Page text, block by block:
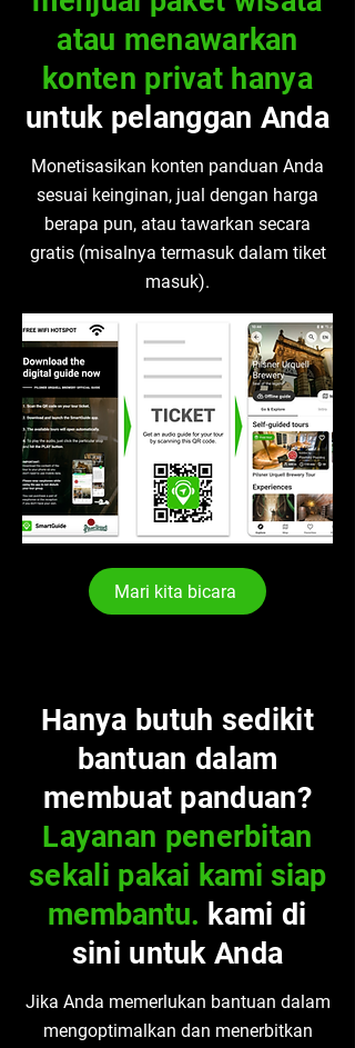
atau menawarkan
konten privat hanya
untuk pelanggan Anda
Monetisasikan konten panduan Anda
sesuai keinginan, jual dengan harga
berapa pun, atau tawarkan secara
gratis (misalnya termasuk dalam tiket
masuk).
Mari kita bicara
Hanya butuh sedikit
bantuan dalam
membuat panduan?
Layanan penerbitan
sekali pakai kami siap
membantu. kami di
sini untuk Anda
Jika Anda memerlukan bantuan dalam
mengoptimalkan dan menerbitkan